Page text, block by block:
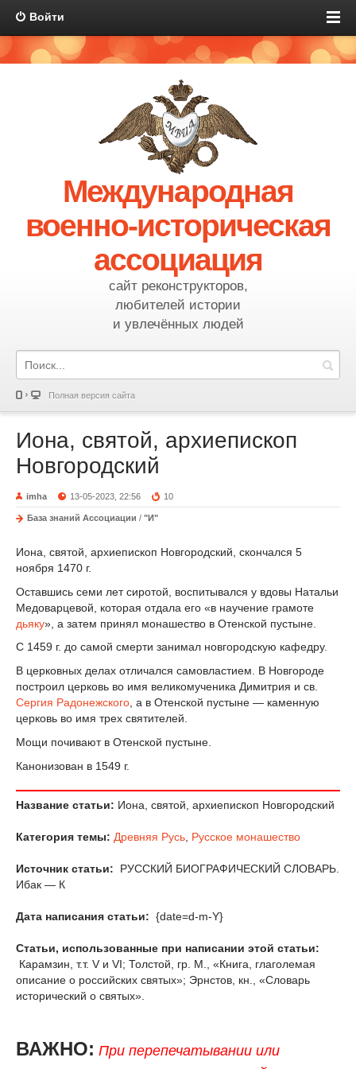
Войти
Международная
военно-историческая
ассоциация
сайт реконструкторов,
любителей истории
и увлечённых людей
Полная версия сайта
Иона, святой, архиепископ
Новгородский
imha 13-05-2023, 22:56 10
База знаний Ассоциации / "И"
Иона, святой, архиепископ Новгородский, скончался 5
ноября 1470 г.
Оставшись семи лет сиротой, воспитывался у вдовы Натальи
Медоварцевой, которая отдала его «в научение грамоте
дьяку», а затем принял монашество в Отенской пустыне.
С 1459 г. до самой смерти занимал новгородскую кафедру.
В церковных делах отличался самовластием. В Новгороде
построил церковь во имя великомученика Димитрия и св.
Сергия Радонежского , а в Отенской пустыне — каменную
церковь во имя трех святителей.
Мощи почивают в Отенской пустыне.
Канонизован в 1549 г.
Название статьи: Иона, святой, архиепископ Новгородский
Категория темы: Древняя Русь Русское монашество
Источник статьи:
РУССКИЙ БИОГРАФИЧЕСКИЙ СЛОВАРЬ.
Ибак — К
Дата написания статьи: {date=d-m-Y}
Статьи, использованные при написании этой статьи:
Карамзин, т.т. V и VI; Толстой, гр. М., «Книга, глаголемая
описание о российских святых»; Эрнстов, кн., «Словарь
исторический о святых».
ВАЖНО: При перепечатывании или